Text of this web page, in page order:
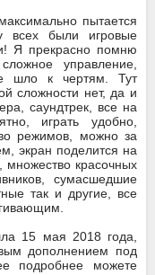
пытается
всех были игровые
Я прекрасно помню
управление,
шло к чертям. Тут
сложности нет, да и
саундтрек, все на
играть удобно,
режимов, можно за
экран поделится на
красочных
сумасшедшие
так и другие, все
15 мая 2018 года,
дополнением под
подробнее можете